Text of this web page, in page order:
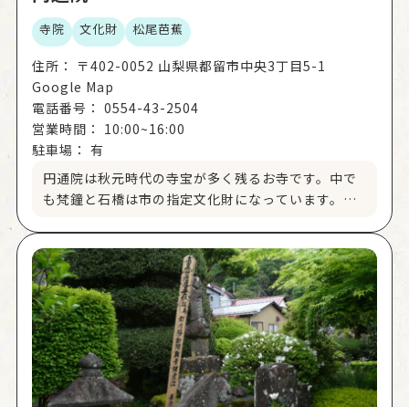
寺院 文化財 松尾芭蕉
住所：
〒402-0052 山梨県都留市中央3丁目5-1
Google Map
電話番号： 0554-43-2504
営業時間： 10:00~16:00
駐車場： 有
円通院は秋元時代の寺宝が多く残るお寺です。中で
も梵鐘と石橋は市の指定文化財になっています。石
され、現在は円通院の池に移された「元坂の石橋」
だけが復元され、当時の面影をとどめています。